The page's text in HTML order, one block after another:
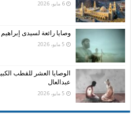
6 مايو، 2026
وصايا رائعة لسيدى
5 مايو، 2026
الوصايا العشر للقطب
عبدالعال
5 مايو، 2026